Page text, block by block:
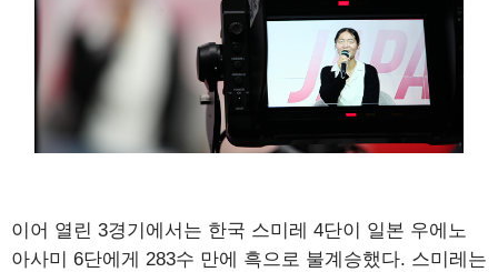
이어 열린 3경기에서는 한국 스미레 4단이 일본 우에노
아사미 6단에게 283수 만에 흑으로 불계승했다. 스미레는